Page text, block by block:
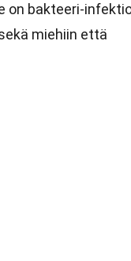
on bakteeri-
miehiin että